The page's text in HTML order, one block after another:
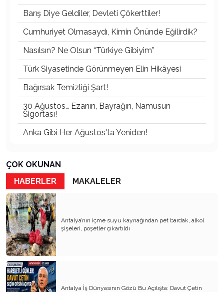
Barış Diye Geldiler, Devleti Çökerttiler!
Cumhuriyet Olmasaydı, Kimin Önünde Eğilirdik?
Nasılsın? Ne Olsun “Türkiye Gibiyim”
Türk Siyasetinde Görünmeyen Elin Hikâyesi
Bağırsak Temizliği Şart!
30 Ağustos… Ezanın, Bayrağın, Namusun
Sigortası!
Anka Gibi Her Ağustos'ta Yeniden!
Güven Yıkılırsa, Siyaset Susar
VAR OLSUN GENÇLİK, YANSIN ESKİ KAFA!
Devlet Yönetimini Kimlik Pazarlığına Çevirmek:
Akıl Tutulmasıdır
Ne Koltukmuş Arkadaş!
Değişmeyen Oyun!
Yenilenmiş Ambalajda Bayat Siyaset
KİMİNE GÖRE BAYRAMDI KİMİNE GÖRE
ÇOK OKUNAN
HABERLER
MAKALELER
Antalya’nın içme suyu kaynağından pet bardak, alkol
şişeleri, poşetler çıkartıldı
Antalya İş Dünyasının Gözü Bu Açılışta: Davut Çetin